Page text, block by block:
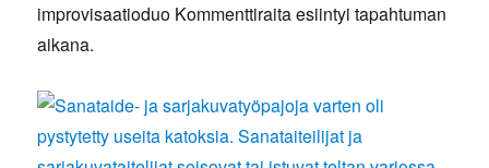
improvisaatioduo Kommenttiraita esiintyi tapahtuman
aikana.